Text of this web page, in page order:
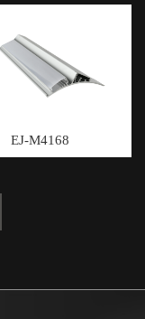
EJ-M4168